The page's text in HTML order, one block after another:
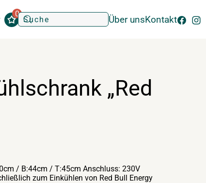
0
Über unsKontakt
„Red
/ B:44cm / T:45cm Anschluss: 230V
zum Einkühlen von Red Bull Energy